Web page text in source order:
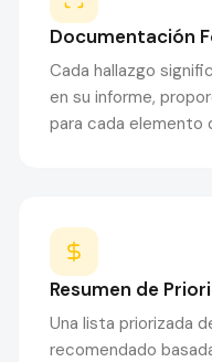
Documentación
Cada hallazgo
en su informe,
para cada elemento
Resumen de
Una lista priorizada
recomendado